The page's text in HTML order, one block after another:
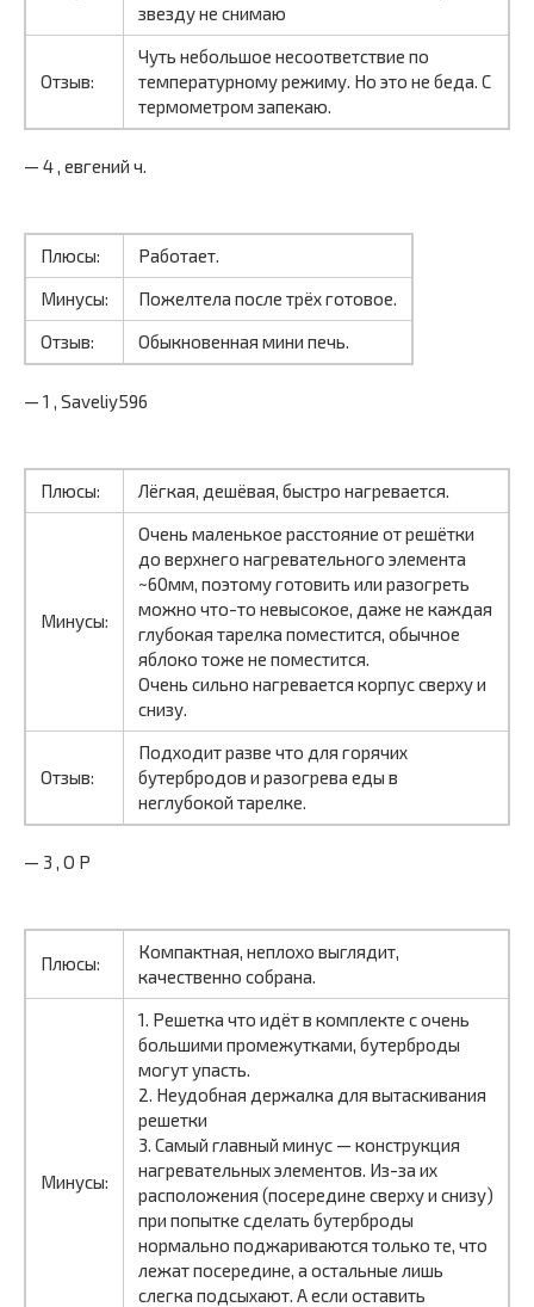
звезду не снимаю
Отзыв:
Чуть небольшое несоответствие по
температурному режиму. Но это не беда. С
термометром запекаю.
— 4 , евгений ч.
Плюсы:
Работает.
Минусы:
Пожелтела после трёх готовое.
Отзыв:
Обыкновенная мини печь.
— 1 , Saveliy596
Плюсы: Лёгкая, дешёвая, быстро нагревается.
Минусы:
Очень маленькое расстояние от решётки
до верхнего нагревательного элемента
~60мм, поэтому готовить или разогреть
можно что-то невысокое, даже не каждая
глубокая тарелка поместится, обычное
яблоко тоже не поместится.
Очень сильно нагревается корпус сверху и
снизу.
Отзыв:
Подходит разве что для горячих
бутербродов и разогрева еды в
неглубокой тарелке.
— 3 , O P
Плюсы:
Компактная, неплохо выглядит,
качественно собрана.
Минусы:
1. Решетка что идёт в комплекте с очень
большими промежутками, бутерброды
могут упасть.
2. Неудобная держалка для вытаскивания
решетки
3. Самый главный минус — конструкция
нагревательных элементов. Из-за их
расположения (посередине сверху и снизу)
при попытке сделать бутерброды
нормально поджариваются только те, что
лежат посередине, а остальные лишь
слегка подсыхают. А если оставить